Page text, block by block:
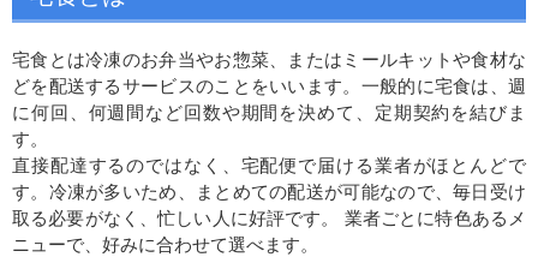
宅食とは冷凍のお弁当やお惣菜、またはミールキットや食材な
どを配送するサービスのことをいいます。一般的に宅食は、週
に何回、何週間など回数や期間を決めて、定期契約を結びま
す。
直接配達するのではなく、宅配便で届ける業者がほとんどで
す。冷凍が多いため、まとめての配送が可能なので、毎日受け
取る必要がなく、忙しい人に好評です。 業者ごとに特色あるメ
ニューで、好みに合わせて選べます。